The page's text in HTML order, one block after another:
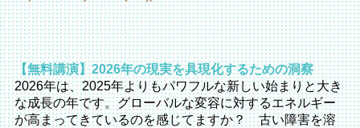
【無料講演】2026年の現実を具現化するための洞察
2026年は、2025年よりもパワフルな新しい始まりと大き
な成長の年です。グローバルな変容に対するエネルギー
が高まってきているのを感じてますか？ 古い障害を溶